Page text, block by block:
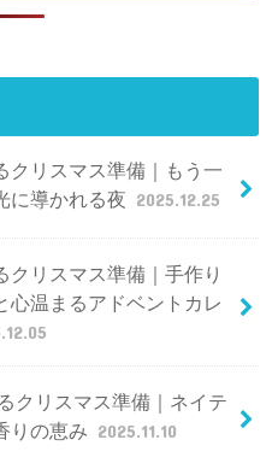
リスマス準備｜もう一
に導かれる夜 2025.12.25
リスマス準備｜手作り
心温まるアドベントカレ
クリスマス準備｜ネイテ
りの恵み 2025.11.10